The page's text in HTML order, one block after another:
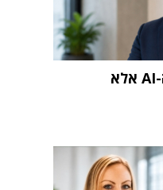
"האתגר הגדול אינו ה-AI אלא